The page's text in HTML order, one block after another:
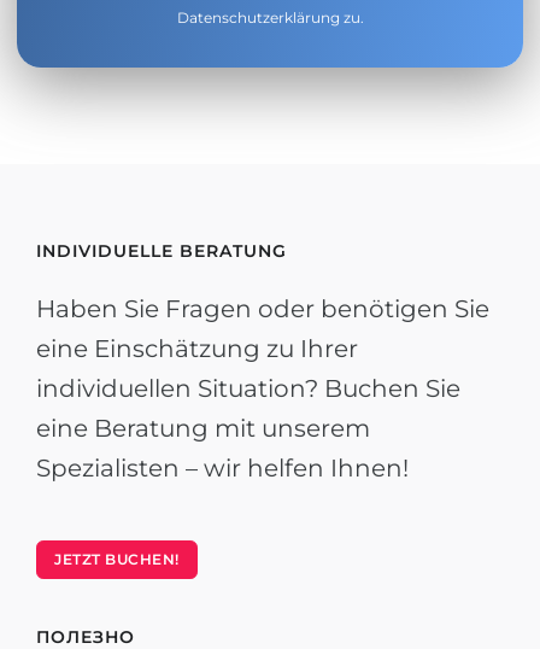
Datenschutzerklärung zu.
INDIVIDUELLE BERATUNG
Haben Sie Fragen oder benötigen Sie
eine Einschätzung zu Ihrer
individuellen Situation? Buchen Sie
eine Beratung mit unserem
Spezialisten – wir helfen Ihnen!
JETZT BUCHEN!
ПОЛЕЗНО